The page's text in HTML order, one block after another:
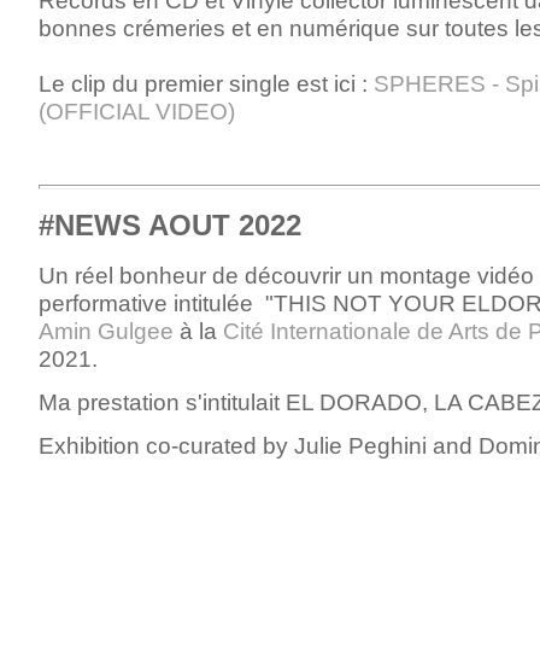
bonnes crémeries et en numérique sur toutes
Le clip du premier single est ici : SPHERES -
(OFFICIAL VIDEO)
#NEWS AOUT 2022
Un réel bonheur de découvrir un montage
performative intitulée "THIS NOT YOUR
Amin Gulgee à la Cité Internationale de Arts de
2021.
Ma prestation s'intitulait EL DORADO, LA
Exhibition co-curated by Julie Peghini and